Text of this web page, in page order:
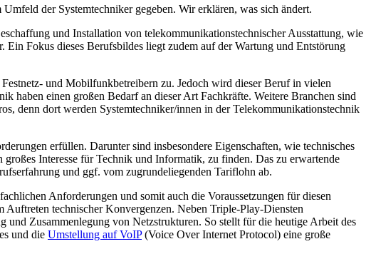
der Systemtechniker gegeben. Wir erklären, was sich ändert.
und Installation von telekommunikationstechnischer Ausstattung, wie
Fokus dieses Berufsbildes liegt zudem auf der Wartung und Entstörung
und Mobilfunkbetreibern zu. Jedoch wird dieser Beruf in vielen
haben einen großen Bedarf an dieser Art Fachkräfte. Weitere Branchen sind
denn dort werden Systemtechniker/innen in der Telekommunikationstechnik
erfüllen. Darunter sind insbesondere Eigenschaften, wie technisches
Interesse für Technik und Informatik, zu finden. Das zu erwartende
und ggf. vom zugrundeliegenden Tariflohn ab.
Anforderungen und somit auch die Voraussetzungen für diesen
technischer Konvergenzen. Neben Triple-Play-Diensten
Zusammenlegung von Netzstrukturen. So stellt für die heutige Arbeit des
und die Umstellung auf VoIP(Voice Over Internet Protocol) eine große